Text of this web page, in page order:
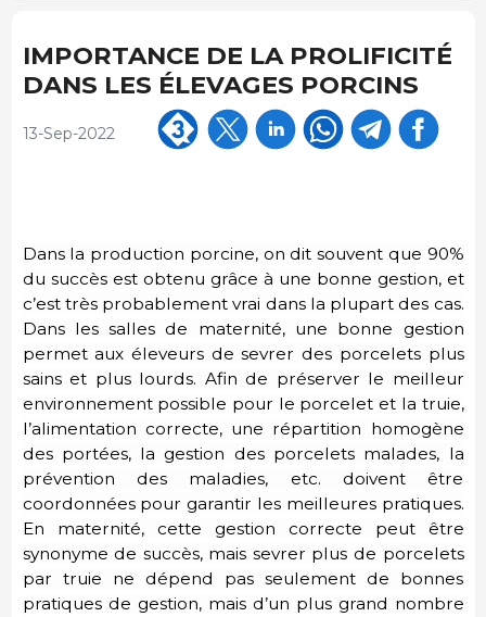
IMPORTANCE DE LA PROLIFICITÉ
DANS LES ÉLEVAGES PORCINS
13-Sep-2022
Dans la production porcine, on dit souvent que 90%
du succès est obtenu grâce à une bonne gestion, et
c’est très probablement vrai dans la plupart des cas.
Dans les salles de maternité, une bonne gestion
permet aux éleveurs de sevrer des porceletsplus
sains et plus lourds. Afin de préserver le meilleur
environnement possible pour le porcelet et la truie,
l’alimentation correcte, une répartition homogène
des portées, la gestion des porcelets malades, la
prévention des maladies, etc. doivent être
coordonnées pour garantir les meilleures pratiques.
En maternité, cette gestion correcte peut être
synonyme de succès, mais sevrer plus de porcelets
par truie ne dépend pas seulement de bonnes
pratiques de gestion, mais d’un plus grand nombre